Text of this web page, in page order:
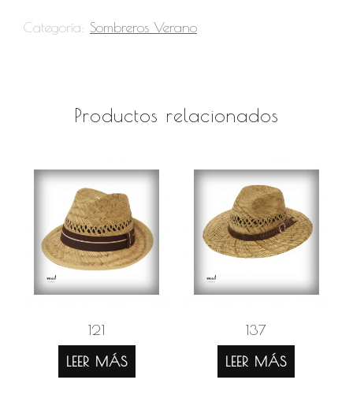
Categoría: Sombreros Verano
Productos relacionados
121
LEER MÁS
137
LEER MÁS